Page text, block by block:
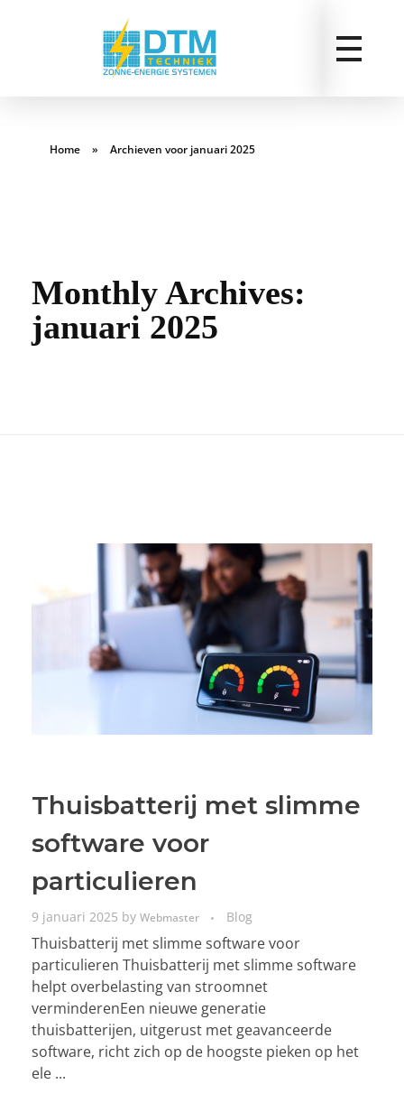
Home » Archieven voor januari 2025
Monthly Archives:
januari 2025
Thuisbatterij met slimme
software voor
particulieren
9 januari 2025 by Webmaster Blog
Thuisbatterij met slimme software voor
particulieren Thuisbatterij met slimme software
helpt overbelasting van stroomnet
verminderenEen nieuwe generatie
thuisbatterijen, uitgerust met geavanceerde
software, richt zich op de hoogste pieken op het
ele ...